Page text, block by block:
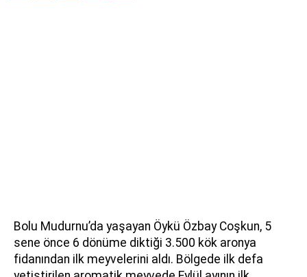
Bolu Mudurnu’da yaşayan Öykü Özbay Coşkun, 5
sene önce 6 dönüme diktiği 3.500 kök aronya
fidanından ilk meyvelerini aldı. Bölgede ilk defa